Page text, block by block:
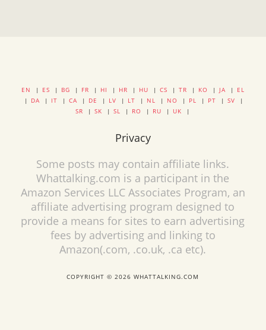
EN | ES | BG | FR | HI | HR | HU | CS | TR | KO | JA | EL
| DA | IT | CA | DE | LV | LT | NL | NO | PL | PT | SV |
SR | SK | SL | RO | RU | UK |
Privacy
Some posts may contain affiliate links.
Whattalking.com is a participant in the
Amazon Services LLC Associates Program, an
affiliate advertising program designed to
provide a means for sites to earn advertising
fees by advertising and linking to
Amazon(.com, .co.uk, .ca etc).
COPYRIGHT © 2026 WHATTALKING.COM